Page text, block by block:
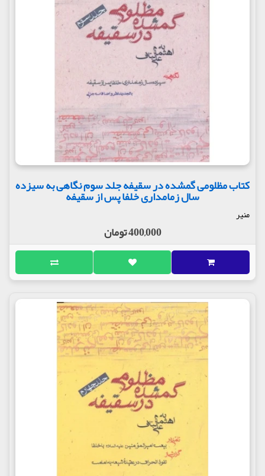
کتاب مظلومی گمشده در سقیفه جلد سوم نگاهی به سیزده
سال زمامداری خلفا پس از سقیفه
منیر
400,000 تومان